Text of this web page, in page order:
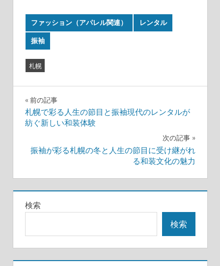
ファッション（アパレル関連） レンタル
振袖
札幌
投
稿
ビ
ゲ
ー
シ
ョ
ン
前の記事
札幌で彩る人生の節目と振袖現代のレンタルが
紡ぐ新しい和装体験
次の記事
振袖が彩る札幌の冬と人生の節目に受け継がれ
る和装文化の魅力
検索
検索